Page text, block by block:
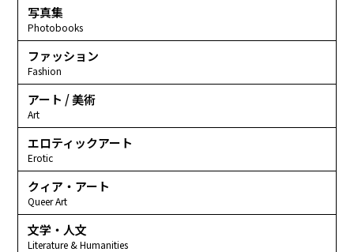
写真集
Photobooks
ファッション
Fashion
アート / 美術
Art
エロティックアート
Erotic
クィア・アート
Queer Art
文学・人文
Literature & Humanities